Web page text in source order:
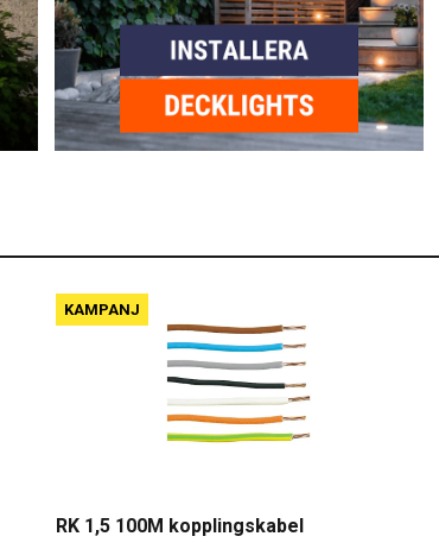
KAMPANJ
RK 1,5 100M kopplingskabel